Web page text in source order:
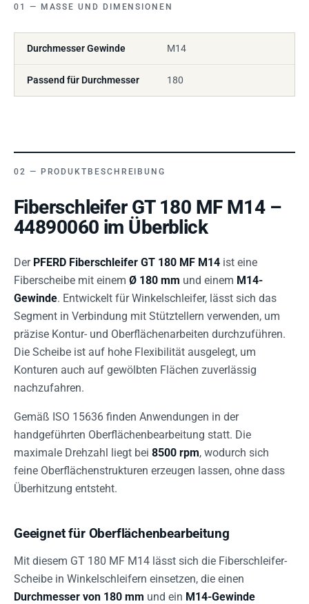
MASSE UND DIMENSIONEN
Durchmesser Gewinde M14
Passend für Durchmesser 180
PRODUKTBESCHREIBUNG
Fiberschleifer GT 180 MF M14 –
44890060 im Überblick
Der PFERD Fiberschleifer GT 180 MF M14 ist eine
Fiberscheibe mit einem Ø 180 mm und einem M14-
Gewinde. Entwickelt für Winkelschleifer, lässt sich das
Segment in Verbindung mit Stütztellern verwenden, um
präzise Kontur- und Oberflächenarbeiten durchzuführen.
Die Scheibe ist auf hohe Flexibilität ausgelegt, um
Konturen auch auf gewölbten Flächen zuverlässig
nachzufahren.
Gemäß ISO 15636 finden Anwendungen in der
handgeführten Oberflächenbearbeitung statt. Die
maximale Drehzahl liegt bei 8500 rpm, wodurch sich
feine Oberflächenstrukturen erzeugen lassen, ohne dass
Überhitzung entsteht.
Geeignet für Oberflächenbearbeitung
Mit diesem GT 180 MF M14 lässt sich die Fiberschleifer-
Scheibe in Winkelschleifern einsetzen, die einen
Durchmesser von 180 mm und ein M14-Gewinde